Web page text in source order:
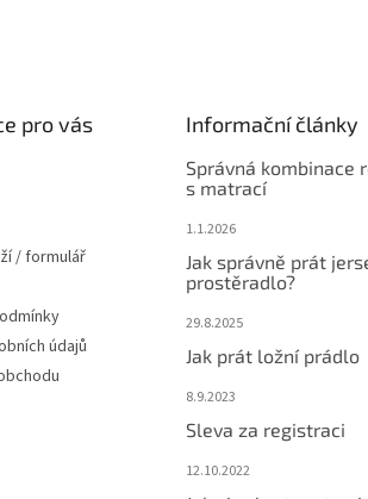
pro vás
/ formulář
údajů
Informační články
Správná kombinace
s matrací
1.1.2026
Jak správně prát
prostěradlo?
29.8.2025
Jak prát ložní prádlo
8.9.2023
Sleva za registraci
12.10.2022